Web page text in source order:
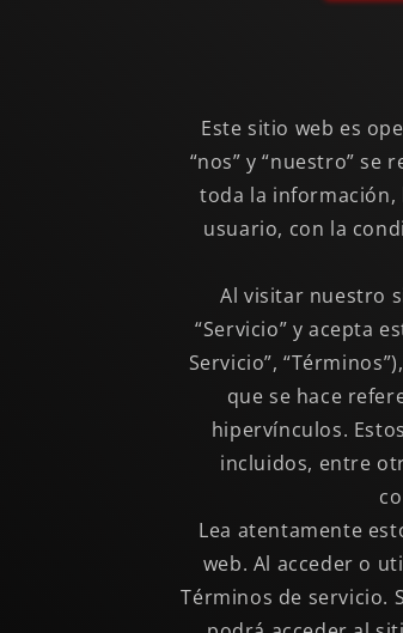
Este sitio web es
“nos” y “nuestro”
toda la información,
usuario, con la
Al visitar nuestro
“Servicio” y acepta
Servicio”,
que se hace
hipervínculos.
incluidos, entre
Lea atentamente
web. Al acceder o
Términos de servicio.